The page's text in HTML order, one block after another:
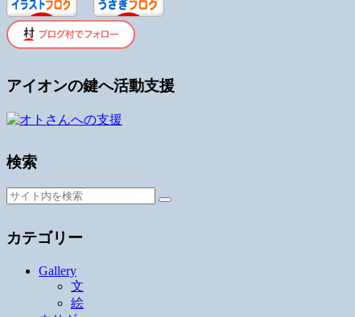
アイオンの鍵へ活動支援
検索
カテゴリー
Gallery
文
絵